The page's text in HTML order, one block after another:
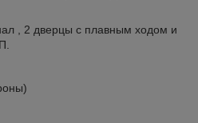
, 2 дверцы с плавным ходом и